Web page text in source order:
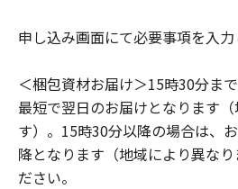
申し込み画面にて必要事項を入力
＜梱包資材お届け＞15時30分ま
最短で翌日のお届けとなります
す）。15時30分以降の場合は、
降となります（地域により異な
ださい。